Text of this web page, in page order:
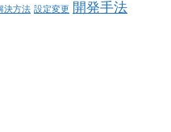
決方法 設定変更 開発手法